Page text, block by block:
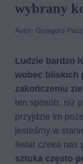
wybrany
Autor: Grzegorz
Ludzie bardzo
wobec bliskich
zakończeniu
ten sposób, niż
przyjdzie im
jesteśmy w
świat czeka nas
sztuka często